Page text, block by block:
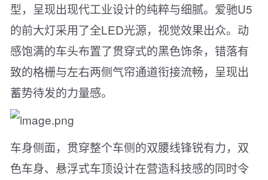
型，呈现出现代工业设计的纯粹与细腻。爱驰U5
的前大灯采用了全LED光源，视觉效果出众。动
感饱满的车头布置了贯穿式的黑色饰条，错落有
致的格栅与左右两侧气帘通道衔接流畅，呈现出
蓄势待发的力量感。
车身侧面，贯穿整个车侧的双腰线锋锐有力，双
色车身、悬浮式车顶设计在营造科技感的同时令